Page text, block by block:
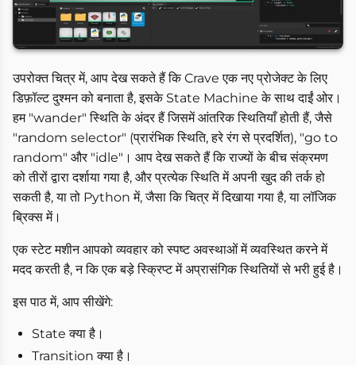
उपरोक्त चित्र में, आप देख सकते हैं कि Crave एक नए प्रोजेक्ट के लिए
डिफ़ॉल्ट दुश्मन को बनाता है, इसके State Machine के साथ दाईं ओर।
हम "wander" स्थिति के अंदर हैं जिसमें आंतरिक स्थितियाँ होती हैं, जैसे
"random selector" (प्रारंभिक स्थिति, हरे रंग से प्रदर्शित), "go to
random" और "idle"। आप देख सकते हैं कि राज्यों के बीच संक्रमण
को तीरों द्वारा दर्शाया गया है, और प्रत्येक स्थिति में अपनी खुद की तर्क हो
सकती है, या तो Python में, जैसा कि चित्र में दिखाया गया है, या लॉजिक
ब्रिक्स में।
एक स्टेट मशीन आपको व्यवहार को स्पष्ट अवस्थाओं में व्यवस्थित करने में
मदद करती है, न कि एक बड़े स्क्रिप्ट में अप्रासंगिक स्थितियों से भरी हुई है।
इस पाठ में, आप सीखेंगे:
State क्या है।
Transition क्या है।